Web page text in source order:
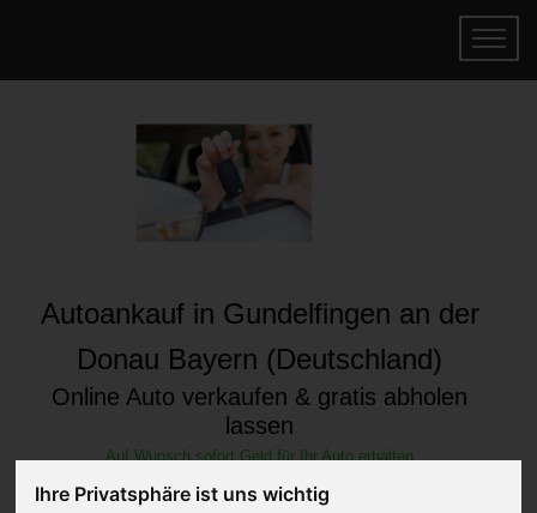
Ihre Privatsphäre ist uns wichtig
Autoankauf in Gundelfingen an der
Donau Bayern (Deutschland)
Online Auto verkaufen & gratis abholen
lassen
Auf Wunsch sofort Geld für Ihr Auto erhalten